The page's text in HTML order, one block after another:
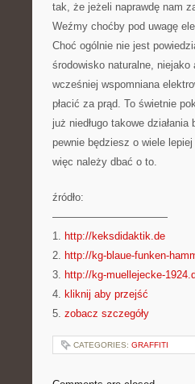
tak, że jeżeli naprawdę nam
Weźmy choćby pod uwagę
Choć ogólnie nie jest
środowisko naturalne,
wcześniej wspomniana
płacić za prąd. To świetnie
już niedługo takowe
pewnie będziesz o wiele
więc należy dbać o to.
źródło:
———————————
1. http://keksdidaktik.de
2. http://kg-blaue-funken-
3. http://kg-muellejecke-
4. kliknij aby przejść
5. zobacz szczegóły
CATEGORIES: GRAFFITI